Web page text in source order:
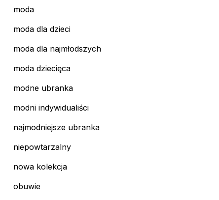
moda
moda dla dzieci
moda dla najmłodszych
moda dziecięca
modne ubranka
modni indywidualiści
najmodniejsze ubranka
niepowtarzalny
nowa kolekcja
obuwie